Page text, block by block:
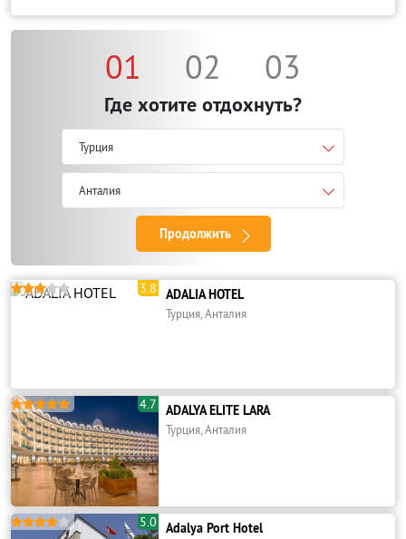
01 02 03
Где хотите отдохнуть?
Турция
Анталия
Продолжить
 3.8 ADALIA HOTEL
Турция, Анталия
 4.7 ADALYA ELITE LARA
Турция, Анталия
 5.0 Adalya Port Hotel